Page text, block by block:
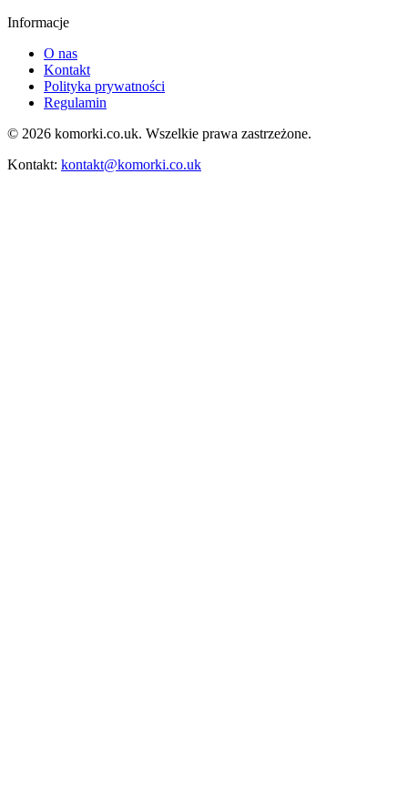
Informacje
O nas
Kontakt
Polityka prywatności
Regulamin
© 2026 komorki.co.uk. Wszelkie prawa zastrzeżone.
Kontakt: kontakt@komorki.co.uk